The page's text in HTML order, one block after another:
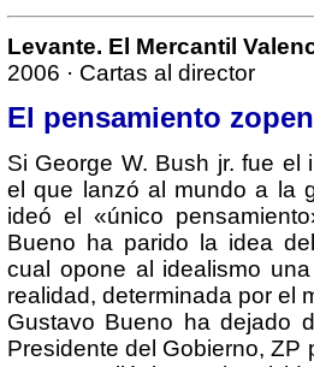
Levante. El Mercantil
2006 · Cartas al director
El pensamiento
Si George W. Bush jr. fue el
el que lanzó al mundo a la
ideó el «único
Bueno ha parido la idea
cual opone al idealismo
realidad, determinada por el
Gustavo Bueno ha dejado
Presidente del Gobierno, ZP